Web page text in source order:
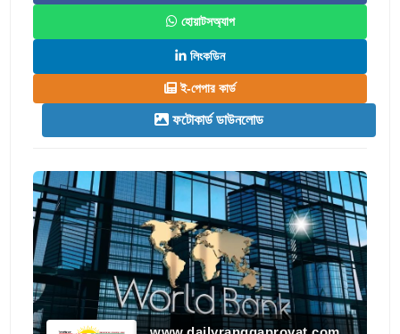
হোয়াটসঅ্যাপ
লিংকডিন
ই-পেপার কার্ড
ফটোকার্ড ডাউনলোড